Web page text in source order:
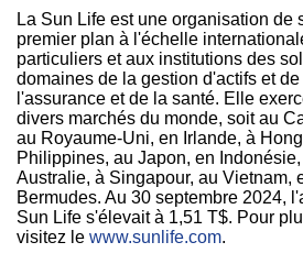
La Sun Life est une organisation de
premier plan à l'échelle
particuliers et aux institutions des
domaines de la gestion d'actifs et
l'assurance et de la santé. Elle
divers marchés du monde, soit au
au Royaume-Uni, en Irlande, à
Philippines, au Japon, en
Australie, à Singapour, au Vietnam,
Bermudes. Au 30 septembre 2024,
Sun Life s'élevait à 1,51 T$. Pour
visitez le www.sunlife.com.